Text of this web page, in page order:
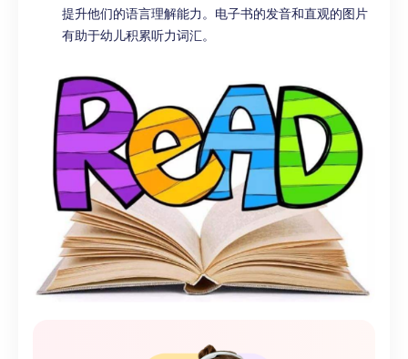
提升他们的语言理解能力。电子书的发音和直观的图片
有助于幼儿积累听力词汇。